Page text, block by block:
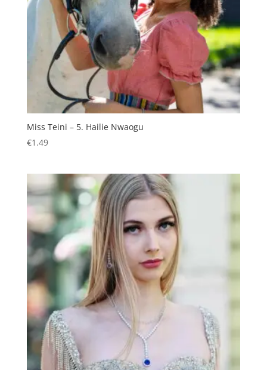
Miss Teini – 5. Hailie Nwaogu
€1.49